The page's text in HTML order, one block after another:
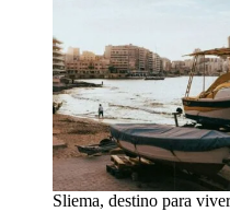
Sliema, destino para